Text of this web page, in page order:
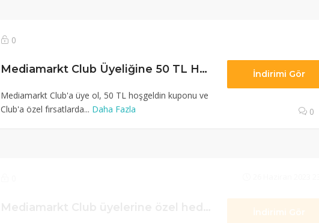
0
Mediamarkt Club Üyeliğine 50 TL Hoşgeldin Kuponu
Mediamarkt Club'a üye ol, 50 TL hoşgeldin kuponu ve
Club'a özel fırsatlarda... Daha Fazla
İndirimi Gör
0